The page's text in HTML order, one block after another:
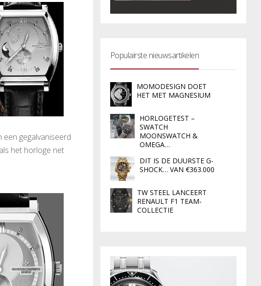
een gegalvaniseerd
het horloge net
Populairste nieuwsartikelen
MOMODESIGN DOET
HET MET MAGNESIUM
HORLOGETEST –
SWATCH
MOONSWATCH &
OMEGA…
DIT IS DE DUURSTE G-
SHOCK… VAN €363.000
TW STEEL LANCEERT
RENAULT F1 TEAM-
COLLECTIE